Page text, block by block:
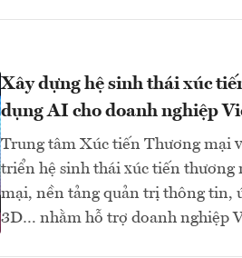
Xây dựng hệ sinh thái xúc
dụng AI cho doanh nghiệp
Trung tâm Xúc tiến Thương mại
triển hệ sinh thái xúc tiến thương
mại, nền tảng quản trị thông tin,
3D… nhằm hỗ trợ doanh nghiệp